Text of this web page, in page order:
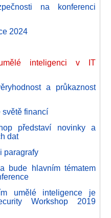
na konferenci
2024
inteligenci v IT
a průkaznost
financí
představí novinky a
dat
paragrafy
bude hlavním tématem
umělé inteligence je
Workshop 2019